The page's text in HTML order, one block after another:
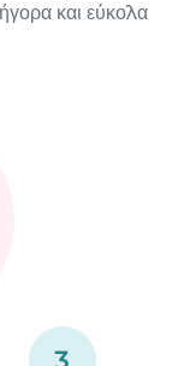
και εύκολα